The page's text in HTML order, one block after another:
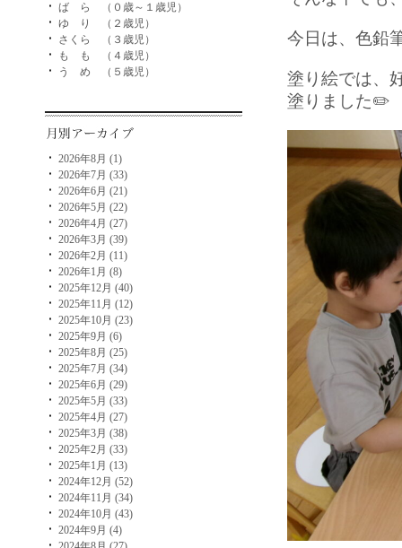
ば ら （０歳～１歳児）
ゆ り （２歳児）
さくら （３歳児）
も も （４歳児）
う め （５歳児）
2026年8月 (1)
2026年7月 (33)
2026年6月 (21)
2026年5月 (22)
2026年4月 (27)
2026年3月 (39)
2026年2月 (11)
2026年1月 (8)
2025年12月 (40)
2025年11月 (12)
2025年10月 (23)
2025年9月 (6)
2025年8月 (25)
2025年7月 (34)
2025年6月 (29)
2025年5月 (33)
2025年4月 (27)
2025年3月 (38)
2025年2月 (33)
2025年1月 (13)
2024年12月 (52)
2024年11月 (34)
2024年10月 (43)
2024年9月 (4)
今日は、色鉛
塗り絵では、
塗りました✏️